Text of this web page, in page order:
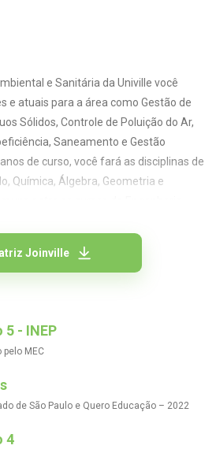
e Sanitária da Univille você
e atuais para a área como Gestão de
Sólidos, Controle de Poluição do Ar,
Saneamento e Gestão
de curso, você fará as disciplinas de
Química, Álgebra, Geometria e
Joinville
- INEP
pelo MEC
de São Paulo e Quero Educação – 2022
4